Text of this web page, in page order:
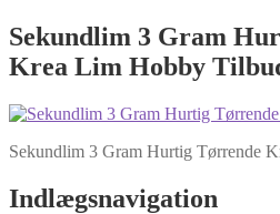
Sekundlim 3 Gram
Krea Lim Hobby
Sekundlim 3 Gram Hurtig Tørrende
Indlægsnavigation